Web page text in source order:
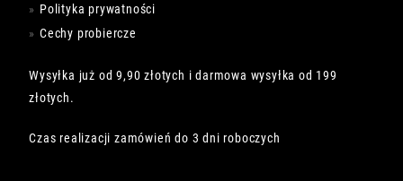
Polityka prywatności
Cechy probiercze
Wysyłka już od 9,90 złotych i darmowa wysyłka od 199
złotych.
Czas realizacji zamówień do 3 dni roboczych